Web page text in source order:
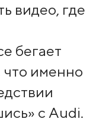
видео, где
бегает
что именно
с Audi.